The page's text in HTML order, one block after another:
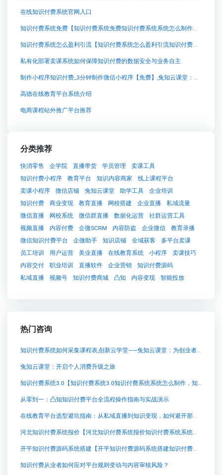
在线知识付费系统官网入口
知识付费系统免费【知识付费系统免费知识付费系统系统怎么制作，知识付费系统搭建使用教程】
知识付费系统怎么盈利引流【知识付费系统怎么盈利引流知识付费系统系统怎么制作，知识付费系统搭建使用教程】
私有化部署卖课系统如何保障知识付费的数据安全与业务自主
制作小程序知识付费_3分钟制作微信小程序【免费】,兔知云课堂：解锁知识付费平台的创新力
高德在线教育平台系统介绍
电商课程站外推广平台推荐
分类推荐
快消零售 企学院 直播带货 学员管理
卖课工具
知识付费小程序
教育平台 知识内容商家
线上课程平台
卖课小程序
微信店铺 兔知云课堂 助学工具
企业培训
知识付费
商业变现 教育直播 网校搭建 企业直播
私域流量
微信直播
网校系统 微信群直播 数据化运营
社群运营工具
视频直播
内容付费 企微SCRM 内容防盗 企业微信
教育录播
微信知识付费平台
企微助手 知识店铺 全域获客
多平台卖课
员工培训
用户运营 美业直播 在线教育系统 小程序
卖课技巧
内容交付
职业培训 直播软件 企业营销
知识付费源码
私域直播
视频号 知识付费商城 凸知 内容变现 智能投放
热门咨询
知识付费系统如何采集课程表,创新云学堂——兔知云课堂：为创业者提供更高效、灵活的知识付费平台
兔知云课堂：开启个人消费升级之旅
知识付费系统3.0【知识付费系统3.0知识付费系统系统怎么制作，知识付费系统搭建使用教程】
从零到一：凸知知识付费平台全流程操作指南与实战演示
在线教育平台选型避坑指南：从私域直播到知识变现，如何避开那些“看不见”的成本
河北知识付费系统报价【河北知识付费系统报价知识付费系统系统怎么制作，知识付费系统搭建使用教程】
开平知识付费源码系统搭建【开平知识付费源码系统搭建知识付费系统系统怎么制作，知识付费系统搭建使用教程】
知识付费从业者如何应对平台规则变动与内容审核风险？